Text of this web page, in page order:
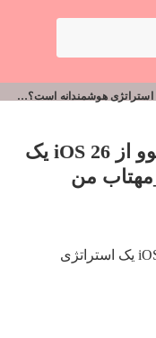
آیا کپی‌برداری OriginOS 6 ویوو از iOS 26 یک
من